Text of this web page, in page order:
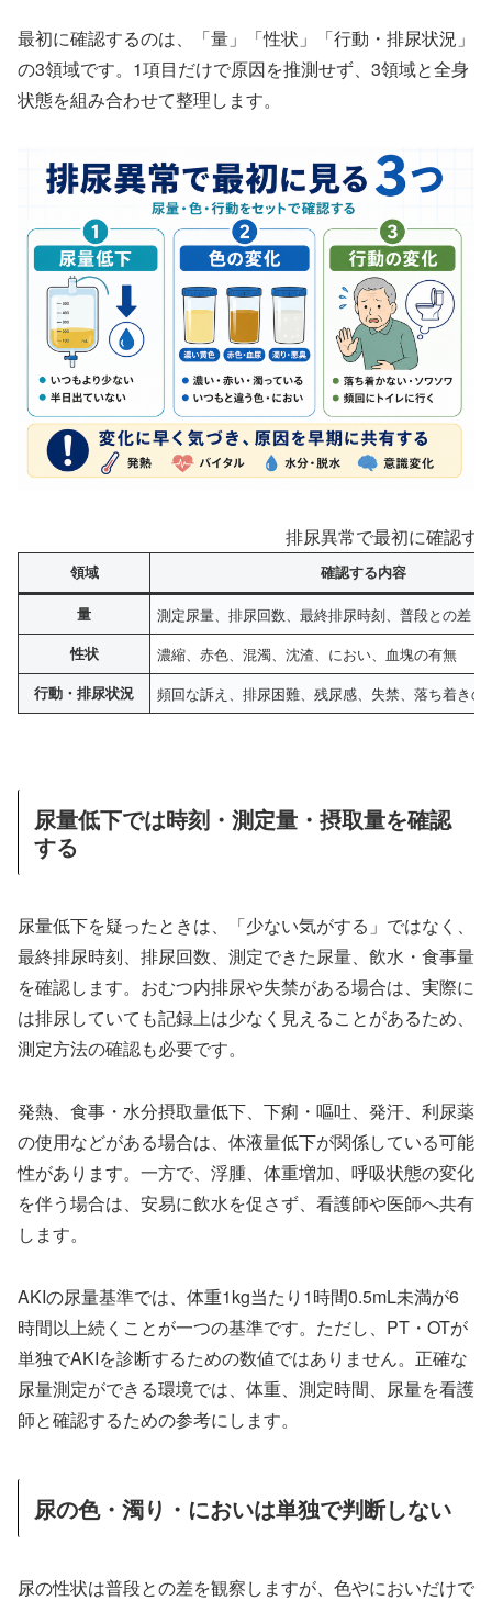
最初に確認するのは、「量」「性状」「行動・排尿状況」
の3領域です。1項目だけで原因を推測せず、3領域と全身
状態を組み合わせて整理します。
排尿異常で最初に確認す
領域 確認する内容
量 測定尿量、排尿回数、最終排尿時刻、普段との差
性状 濃縮、赤色、混濁、沈渣、におい、血塊の有無
行動・排尿状況 頻回な訴え、排尿困難、残尿感、失禁、落ち着きの
尿量低下では時刻・測定量・摂取量を確認
する
尿量低下を疑ったときは、「少ない気がする」ではなく、
最終排尿時刻、排尿回数、測定できた尿量、飲水・食事量
を確認します。おむつ内排尿や失禁がある場合は、実際に
は排尿していても記録上は少なく見えることがあるため、
測定方法の確認も必要です。
発熱、食事・水分摂取量低下、下痢・嘔吐、発汗、利尿薬
の使用などがある場合は、体液量低下が関係している可能
性があります。一方で、浮腫、体重増加、呼吸状態の変化
を伴う場合は、安易に飲水を促さず、看護師や医師へ共有
します。
AKIの尿量基準では、体重1kg当たり1時間0.5mL未満が6
時間以上続くことが一つの基準です。ただし、PT・OTが
単独でAKIを診断するための数値ではありません。正確な
尿量測定ができる環境では、体重、測定時間、尿量を看護
師と確認するための参考にします。
尿の色・濁り・においは単独で判断しない
尿の性状は普段との差を観察しますが、色やにおいだけで